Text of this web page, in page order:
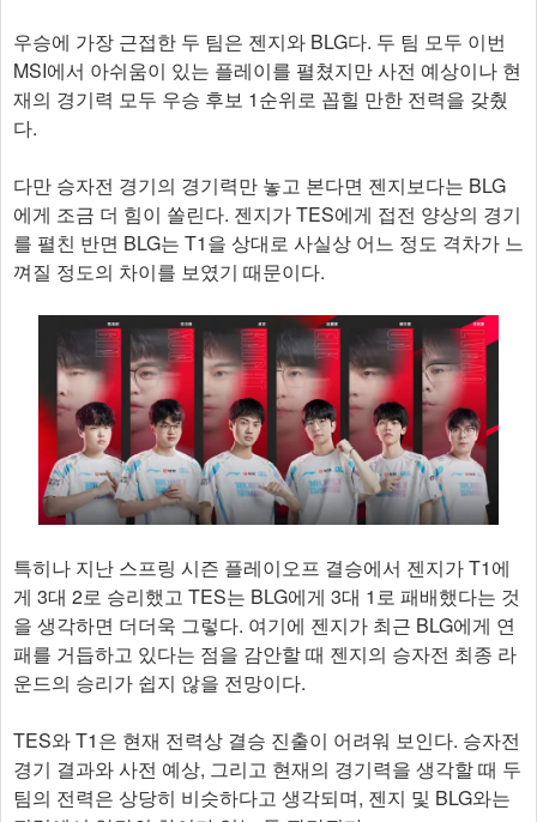
우승에 가장 근접한 두 팀은 젠지와 BLG다. 두 팀 모두 이번
MSI에서 아쉬움이 있는 플레이를 펼쳤지만 사전 예상이나 현
재의 경기력 모두 우승 후보 1순위로 꼽힐 만한 전력을 갖췄
다.
다만 승자전 경기의 경기력만 놓고 본다면 젠지보다는 BLG
에게 조금 더 힘이 쏠린다. 젠지가 TES에게 접전 양상의 경기
를 펼친 반면 BLG는 T1을 상대로 사실상 어느 정도 격차가 느
껴질 정도의 차이를 보였기 때문이다.
특히나 지난 스프링 시즌 플레이오프 결승에서 젠지가 T1에
게 3대 2로 승리했고 TES는 BLG에게 3대 1로 패배했다는 것
을 생각하면 더더욱 그렇다. 여기에 젠지가 최근 BLG에게 연
패를 거듭하고 있다는 점을 감안할 때 젠지의 승자전 최종 라
운드의 승리가 쉽지 않을 전망이다.
TES와 T1은 현재 전력상 결승 진출이 어려워 보인다. 승자전
경기 결과와 사전 예상, 그리고 현재의 경기력을 생각할 때 두
팀의 전력은 상당히 비슷하다고 생각되며, 젠지 및 BLG와는